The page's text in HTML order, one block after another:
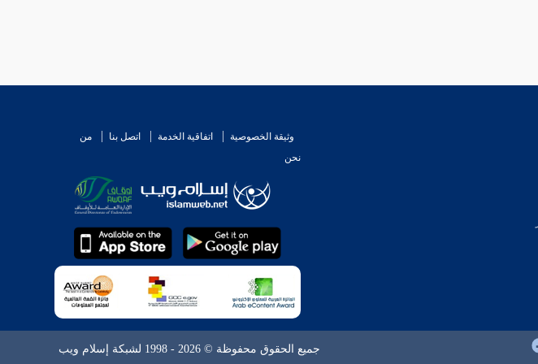
وثيقة الخصوصية اتفاقية الخدمة اتصل بنا
من
نحن
جميع الحقوق محفوظة © 2026 - 1998 لشبكة إسلام ويب